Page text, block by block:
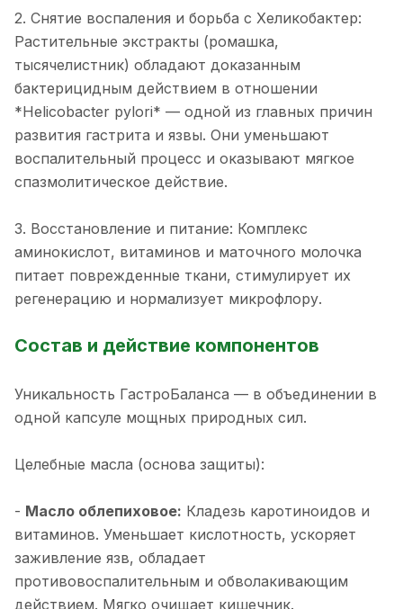
2. Снятие воспаления и борьба с Хеликобактер:
Растительные экстракты (ромашка,
тысячелистник) обладают доказанным
бактерицидным действием в отношении
*Helicobacter pylori* — одной из главных причин
развития гастрита и язвы. Они уменьшают
воспалительный процесс и оказывают мягкое
спазмолитическое действие.
3. Восстановление и питание: Комплекс
аминокислот, витаминов и маточного молочка
питает поврежденные ткани, стимулирует их
регенерацию и нормализует микрофлору.
Состав и действие компонентов
Уникальность ГастроБаланса — в объединении в
одной капсуле мощных природных сил.
Целебные масла (основа защиты):
- Масло облепиховое: Кладезь каротиноидов и
витаминов. Уменьшает кислотность, ускоряет
заживление язв, обладает
противовоспалительным и обволакивающим
действием. Мягко очищает кишечник.